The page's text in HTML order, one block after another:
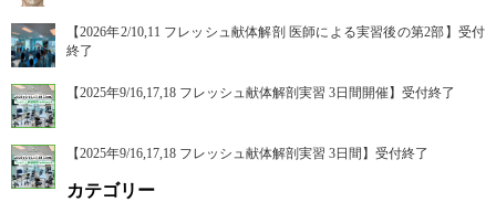
【2026年2/10,11 フレッシュ献体解剖 医師による実習後の第2部】受付
終了
【2025年9/16,17,18 フレッシュ献体解剖実習 3日間開催】受付終了
【2025年9/16,17,18 フレッシュ献体解剖実習 3日間】受付終了
カテゴリー